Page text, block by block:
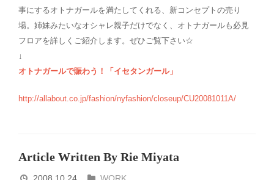
事にするオトナガールを満たしてくれる、新コンセプトの売り
場。姉妹みたいなオシャレ親子だけでなく、オトナガールも必見
フロアを詳しくご紹介します。ぜひご覧下さい☆
↓
オトナガールで賑わう！「イセタンガール」
http://allabout.co.jp/fashion/nyfashion/closeup/CU20081011A/
Article Written By Rie Miyata
2008.10.24 WORK